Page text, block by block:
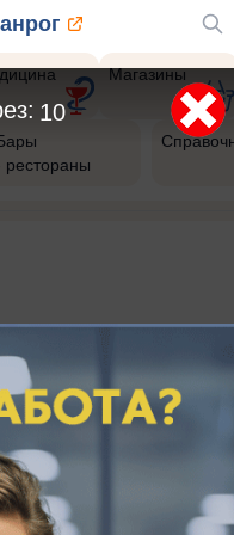
Магазины
рестораны
10